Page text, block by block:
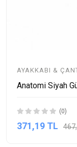
AYAKKABI &
Anatomi Siyah
(0)
371,19 TL